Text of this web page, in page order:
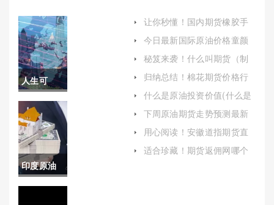
人生可
控！国际
期货实盘
喊单(提升
交易成功
印度原油
日需求量
让你秒懂！国内期货橡胶手
续费（为投资者提供清晰、
准确的指导）
今日最新国际原油价格童颜
(今日最新国际原油价格查询)
秘笈来袭！什么叫期货（制
定合理的投资策略和风险控
制方案）
归纳总结！棉花期货价格行
情(帮助投资者更好地理解这
一市场)
什么是原油投资价值(什么是
原油投资价值的概念)
下周原油期货走势预测最新
(下周一原油预测)
用心阅读！安徽道指期货直
播喊单：实时市场分析与交
易指导
适合珍藏！期货返佣网哪个